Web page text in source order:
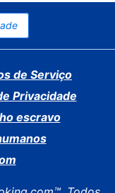
de Serviço
Privacidade
escravo